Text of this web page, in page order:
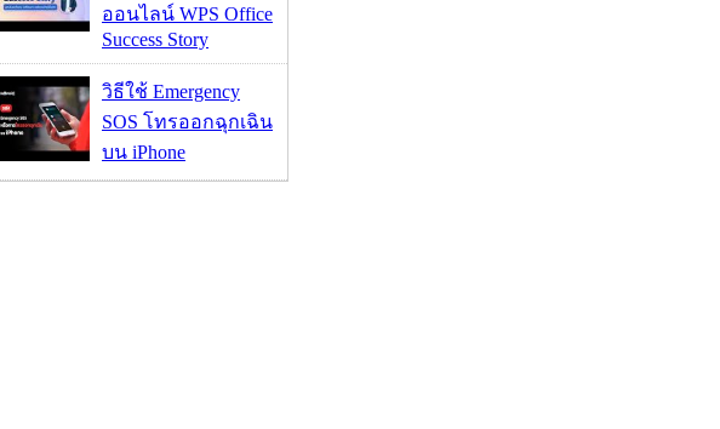
ออนไลน์ WPS Office
Success Story
วิธีใช้ Emergency
SOS โทรออกฉุกเฉิน
บน iPhone